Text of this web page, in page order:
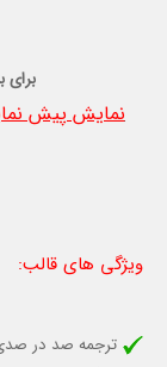
برای
نمایش پیش
ویژگی های قالب:
ترجمه صد در